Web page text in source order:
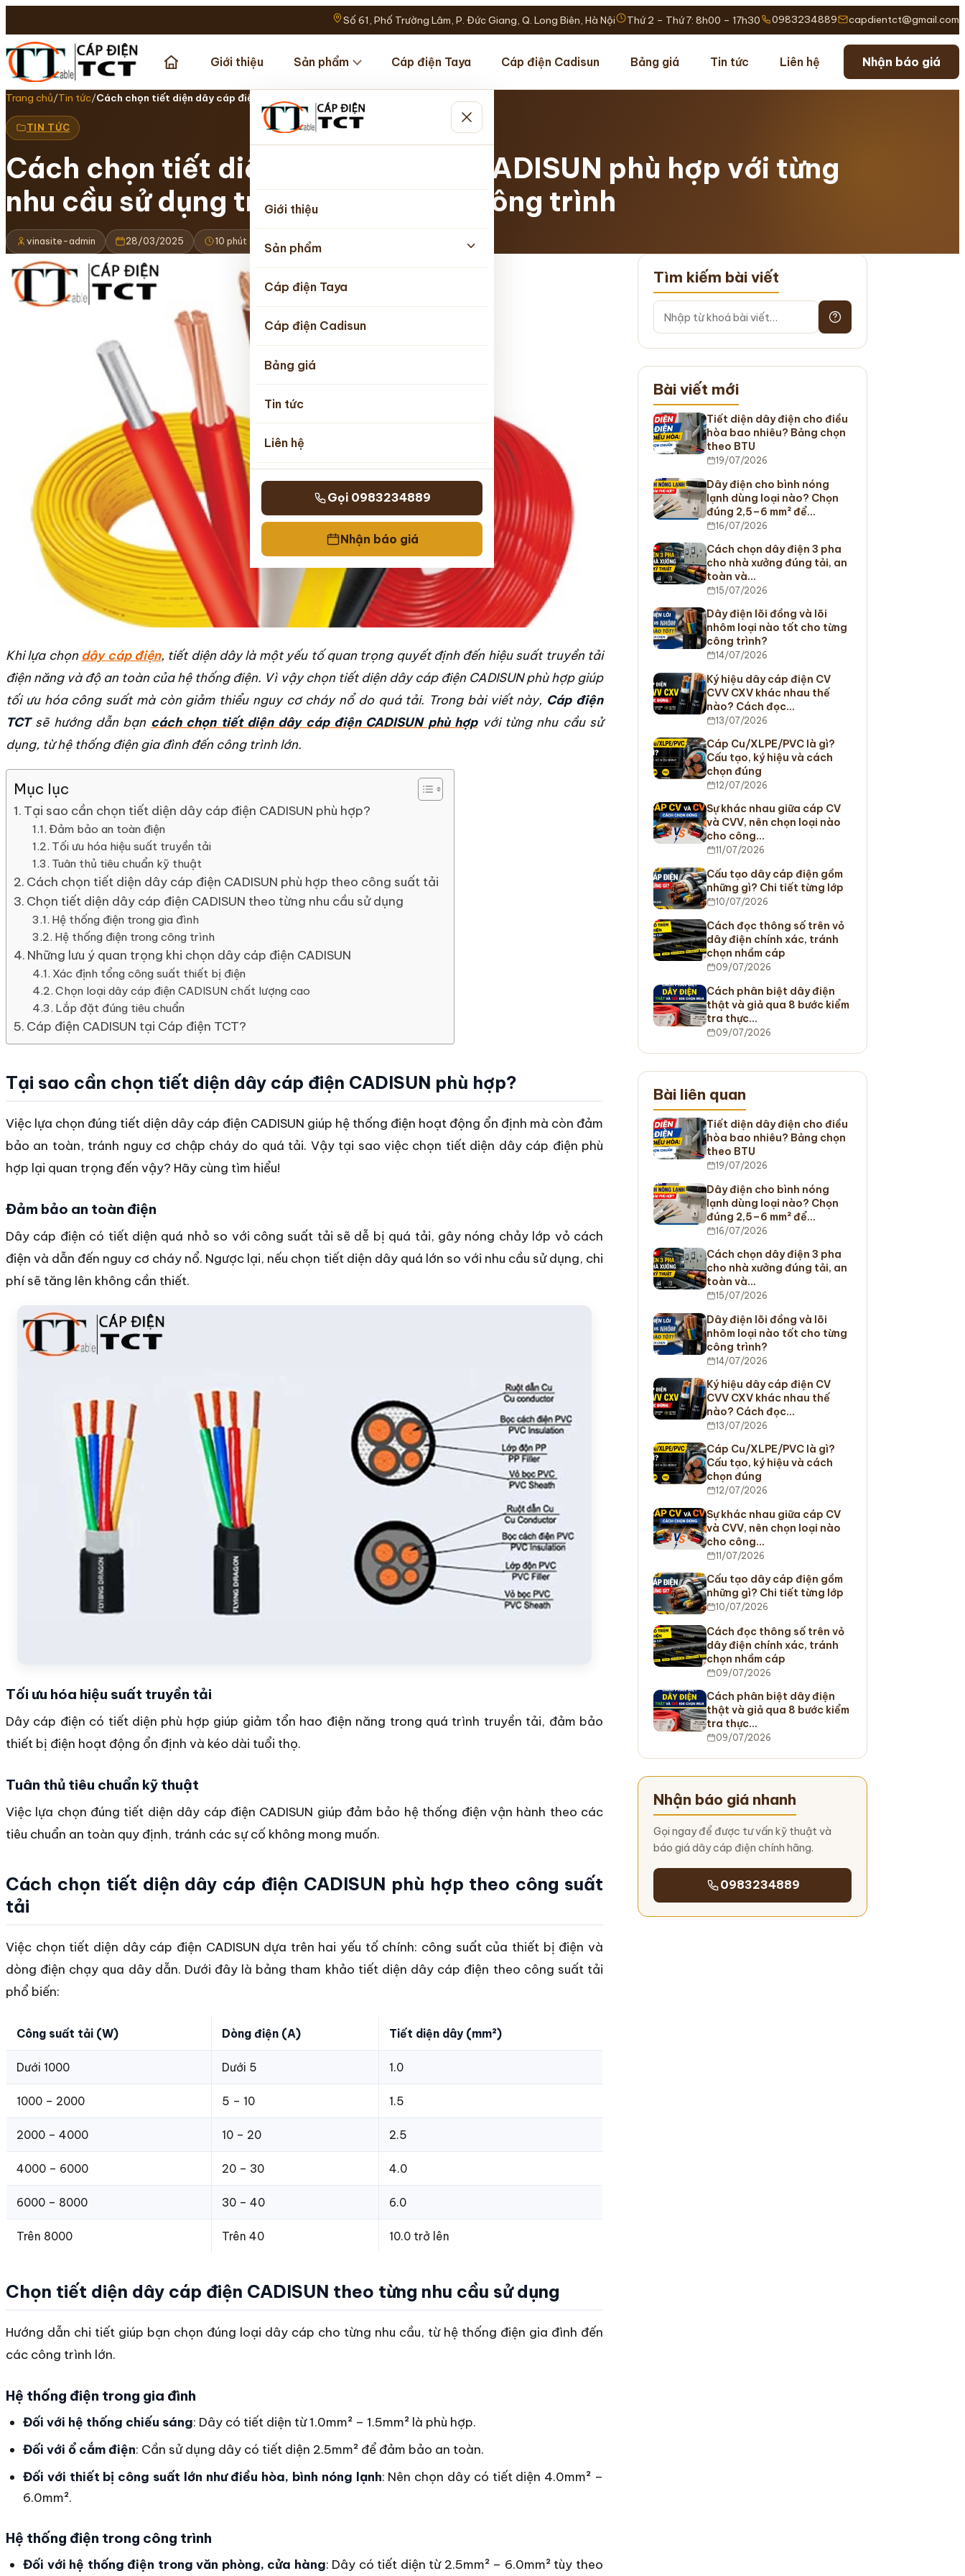
Số 61, Phố Trường Lâm, P. Đức Giang, Q. Long Biên, Hà Nội Thứ 2 – Thứ 7: 8h00 – 17h30 0983234889 capdientct@gmail.com
Giới thiệu Sản phẩm Cáp điện Taya Cáp điện Cadisun Bảng giá Tin tức Liên hệ Nhận báo giá
Giới thiệu
Sản phẩm
Cáp điện Taya
Cáp điện Cadisun
Bảng giá
Tin tức
Liên hệ
Gọi 0983234889
Nhận báo giá
Trang chủ/Tin tức/Cách chọn tiết diện dây cáp điện CADISUN phù…
TIN TỨC
Cách chọn tiết diện dây cáp điện CADISUN phù hợp với từng
nhu cầu sử dụng trong gia đình và công trình
vinasite-admin 28/03/2025 10 phút đọc Cập nhật 15/05/2026
Khi lựa chọn dây cáp điện, tiết diện dây là một yếu tố quan trọng quyết định đến hiệu suất truyền tải
điện năng và độ an toàn của hệ thống điện. Vì vậy chọn tiết diện dây cáp điện CADISUN phù hợp giúp
tối ưu hóa công suất mà còn giảm thiểu nguy cơ cháy nổ do quá tải. Trong bài viết này, Cáp điện
TCTsẽ hướng dẫn bạn cách chọn tiết diện dây cáp điện CADISUN phù hợpvới từng nhu cầu sử
dụng, từ hệ thống điện gia đình đến công trình lớn.
Mục lục
Tại sao cần chọn tiết diện dây cáp điện CADISUN phù hợp?
Đảm bảo an toàn điện
Tối ưu hóa hiệu suất truyền tải
Tuân thủ tiêu chuẩn kỹ thuật
Cách chọn tiết diện dây cáp điện CADISUN phù hợp theo công suất tải
Chọn tiết diện dây cáp điện CADISUN theo từng nhu cầu sử dụng
Hệ thống điện trong gia đình
Hệ thống điện trong công trình
Những lưu ý quan trọng khi chọn dây cáp điện CADISUN
Xác định tổng công suất thiết bị điện
Chọn loại dây cáp điện CADISUN chất lượng cao
Lắp đặt đúng tiêu chuẩn
Cáp điện CADISUN tại Cáp điện TCT?
Tại sao cần chọn tiết diện dây cáp điện CADISUN phù hợp?
Việc lựa chọn đúng tiết diện dây cáp điện CADISUN giúp hệ thống điện hoạt động ổn định mà còn đảm
bảo an toàn, tránh nguy cơ chập cháy do quá tải. Vậy tại sao việc chọn tiết diện dây cáp điện phù
hợp lại quan trọng đến vậy? Hãy cùng tìm hiểu!
Đảm bảo an toàn điện
Dây cáp điện có tiết diện quá nhỏ so với công suất tải sẽ dễ bị quá tải, gây nóng chảy lớp vỏ cách
điện và dẫn đến nguy cơ cháy nổ. Ngược lại, nếu chọn tiết diện dây quá lớn so với nhu cầu sử dụng, chi
phí sẽ tăng lên không cần thiết.
Tối ưu hóa hiệu suất truyền tải
Dây cáp điện có tiết diện phù hợp giúp giảm tổn hao điện năng trong quá trình truyền tải, đảm bảo
thiết bị điện hoạt động ổn định và kéo dài tuổi thọ.
Tuân thủ tiêu chuẩn kỹ thuật
Việc lựa chọn đúng tiết diện dây cáp điện CADISUN giúp đảm bảo hệ thống điện vận hành theo các
tiêu chuẩn an toàn quy định, tránh các sự cố không mong muốn.
Cách chọn tiết diện dây cáp điện CADISUN phù hợp theo công suất
tải
Việc chọn tiết diện dây cáp điện CADISUN dựa trên hai yếu tố chính: công suất của thiết bị điện và
dòng điện chạy qua dây dẫn. Dưới đây là bảng tham khảo tiết diện dây cáp điện theo công suất tải
phổ biến:
Công suất tải (W) Dòng điện (A) Tiết diện dây (mm²)
Dưới 1000 Dưới 5 1.0
1000 – 2000 5 – 10 1.5
2000 – 4000 10 – 20 2.5
4000 – 6000 20 – 30 4.0
6000 – 8000 30 – 40 6.0
Trên 8000 Trên 40 10.0 trở lên
Chọn tiết diện dây cáp điện CADISUN theo từng nhu cầu sử dụng
Hướng dẫn chi tiết giúp bạn chọn đúng loại dây cáp cho từng nhu cầu, từ hệ thống điện gia đình đến
các công trình lớn.
Hệ thống điện trong gia đình
Đối với hệ thống chiếu sáng: Dây có tiết diện từ 1.0mm² – 1.5mm² là phù hợp.
Đối với ổ cắm điện: Cần sử dụng dây có tiết diện 2.5mm² để đảm bảo an toàn.
Đối với thiết bị công suất lớn như điều hòa, bình nóng lạnh: Nên chọn dây có tiết diện 4.0mm² –
6.0mm².
Hệ thống điện trong công trình
Đối với hệ thống điện trong văn phòng, cửa hàng: Dây có tiết diện từ 2.5mm² – 6.0mm² tùy theo
Tìm kiếm bài viết
Bài viết mới
Tiết diện dây điện cho điều
hòa bao nhiêu? Bảng chọn
theo BTU
19/07/2026
Dây điện cho bình nóng
lạnh dùng loại nào? Chọn
đúng 2,5–6 mm² để…
16/07/2026
Cách chọn dây điện 3 pha
cho nhà xưởng đúng tải, an
toàn và…
15/07/2026
Dây điện lõi đồng và lõi
nhôm loại nào tốt cho từng
công trình?
14/07/2026
Ký hiệu dây cáp điện CV
CVV CXV khác nhau thế
nào? Cách đọc…
13/07/2026
Cáp Cu/XLPE/PVC là gì?
Cấu tạo, ký hiệu và cách
chọn đúng
12/07/2026
Sự khác nhau giữa cáp CV
và CVV, nên chọn loại nào
cho công…
11/07/2026
Cấu tạo dây cáp điện gồm
những gì? Chi tiết từng lớp
10/07/2026
Cách đọc thông số trên vỏ
dây điện chính xác, tránh
chọn nhầm cáp
09/07/2026
Cách phân biệt dây điện
thật và giả qua 8 bước kiểm
tra thực…
09/07/2026
Bài liên quan
Tiết diện dây điện cho điều
hòa bao nhiêu? Bảng chọn
theo BTU
19/07/2026
Dây điện cho bình nóng
lạnh dùng loại nào? Chọn
đúng 2,5–6 mm² để…
16/07/2026
Cách chọn dây điện 3 pha
cho nhà xưởng đúng tải, an
toàn và…
15/07/2026
Dây điện lõi đồng và lõi
nhôm loại nào tốt cho từng
công trình?
14/07/2026
Ký hiệu dây cáp điện CV
CVV CXV khác nhau thế
nào? Cách đọc…
13/07/2026
Cáp Cu/XLPE/PVC là gì?
Cấu tạo, ký hiệu và cách
chọn đúng
12/07/2026
Sự khác nhau giữa cáp CV
và CVV, nên chọn loại nào
cho công…
11/07/2026
Cấu tạo dây cáp điện gồm
những gì? Chi tiết từng lớp
10/07/2026
Cách đọc thông số trên vỏ
dây điện chính xác, tránh
chọn nhầm cáp
09/07/2026
Cách phân biệt dây điện
thật và giả qua 8 bước kiểm
tra thực…
09/07/2026
Nhận báo giá nhanh
Gọi ngay để được tư vấn kỹ thuật và
báo giá dây cáp điện chính hãng.
0983234889